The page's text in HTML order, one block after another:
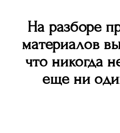
На разборе
материалов
что никогда
еще ни